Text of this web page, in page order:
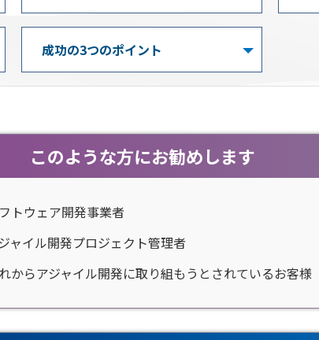
成功の3つのポイント
このような方にお勧めします
トウェア開発事業者
ャイル開発プロジェクト管理者
からアジャイル開発に取り組もうとされているお客様